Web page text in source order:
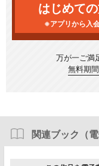
はじめて
※アプリから入
万が一ご満
無料期
関連ブック（電